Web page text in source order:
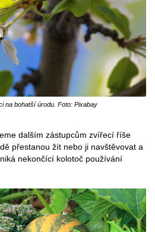
na bohatší úrodu. Foto: Pixabay
dalším zástupcům zvířecí říše
přestanou žít nebo ji navštěvovat a
nekončící kolotoč používání